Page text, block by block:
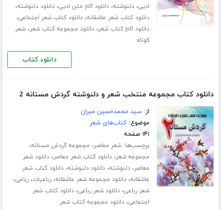
ادبی،دلنوشته،دانلود pdf متن ادبی ،دانلود دلنوشته،
دانلود کتاب شعر عاشقانه،دانلود کتاب شعر اجتماعی،
دانلود pdf کتاب شعر ،دانلود مجموعه کتاب شعر،شعر
کوتاه
دانلود کتاب
دانلود کتاب مجموعه منتخب شعر و دلنوشته گردش مستانه 2
از:سید محمدحسین میران
موضوع:کتاب‌های شعر
۱۴۱ صفحه
برچسب‌ها:شعر معاصر، مجموعه گردش مستانه،
مجموعه شعر،دانلود کتاب شعر معاصر،دانلود شعر
معاصر،دلنوشته،دانلود دلنوشته،دانلود کتاب شعر
عاشقانه،دانلود مجموعه شعر عاشقانه،رباعیات،رباعی،
شعر رباعی،دانلود شعر رباعی،دانلود کتاب شعر
اجتماعی،دانلود مجموعه کتاب شعر